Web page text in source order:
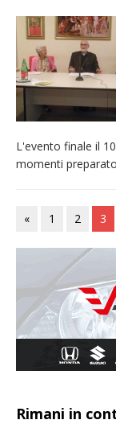
L'evento finale il
momenti
« 1 2 3
Rimani in